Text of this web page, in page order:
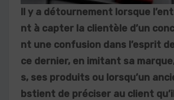
Il y a détournement lorsque
nt à capter la clientèle d’un
nt une confusion dans l’esprit
ce dernier, en imitant sa
s, ses produits ou lorsqu’un
bstient de préciser au client